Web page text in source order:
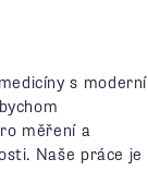
s moderní
měření a
Naše práce je